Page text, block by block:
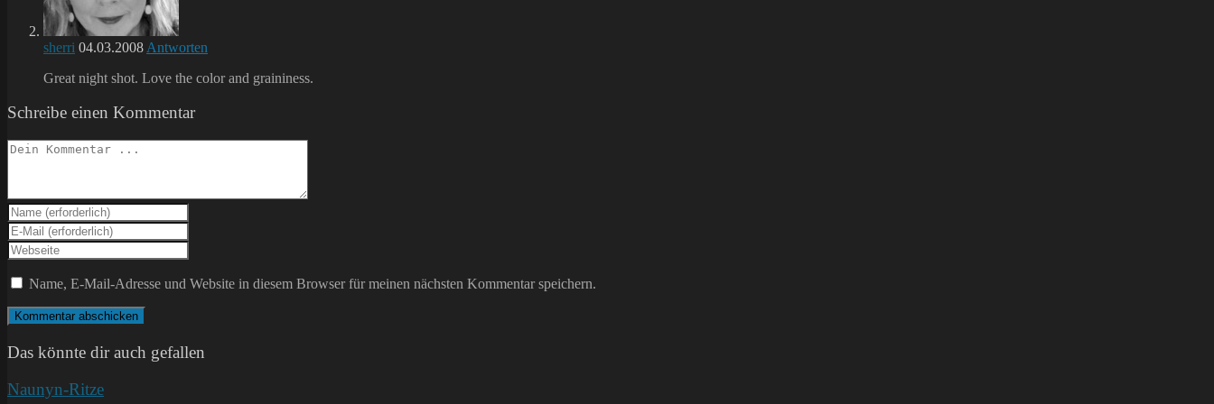
sherri 04.03.2008 Antworten
Great night shot. Love the color and graininess.
Schreibe einen Kommentar
Kommentieren
Gib
deinen
Namen
oder
Benutzernamen
zum
Kommentieren
ein
Gib
deine
E-
Mail-
Adresse
zum
Kommentieren
Gib
deine
Website-
ein
(optional)
Name, E-Mail-Adresse und Website in diesem Browser für meinen nächsten Kommentar speichern.
Das könnte dir auch gefallen
Naunyn-Ritze